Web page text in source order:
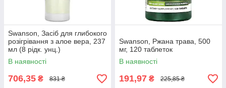
Swanson, Засіб для глибокого
розігрівання з алое вера, 237
мл (8 рідк. унц.)
В наявності
706,35 ₴ 831 ₴
Swanson, Ржана трава, 500
мг, 120 таблеток
В наявності
191,97 ₴ 225,85 ₴